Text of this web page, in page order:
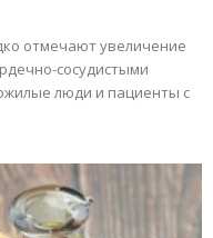
отмечают увеличение
сосудистыми
люди и пациенты с